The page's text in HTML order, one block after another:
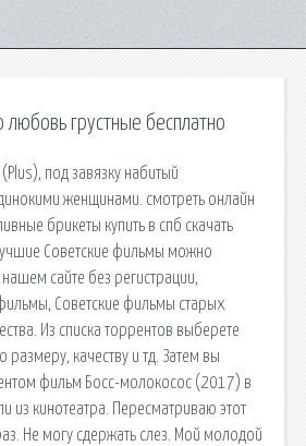
любовь грустные бесплатно
под завязку набитый
женщинами. смотреть онлайн
брикеты купить в спб скачать
Советские фильмы можно
нашем сайте без регистрации,
Советские фильмы старых
Из списка торрентов выберете
качеству и тд. Затем вы
фильм Босс-молокосос (2017) в
из кинотеатра. Пересматриваю этот
Не могу сдержать слез. Мой молодой